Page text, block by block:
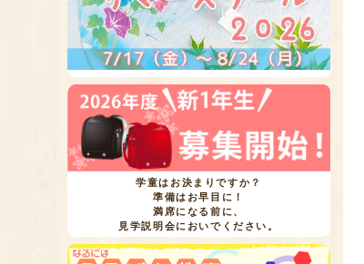
学童はお決まりですか？
準備はお早目に！
満席になる前に、
見学説明会においでください。